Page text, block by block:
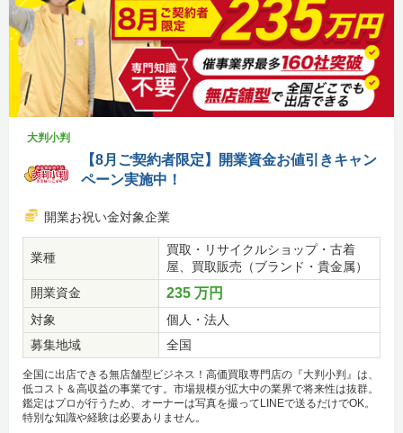
大判小判
【8月ご契約者限定】開業資金お値引きキャン
ペーン実施中！
開業お祝い金対象企業
業種
買取・リサイクルショップ・古着
屋、買取販売（ブランド・貴金属）
開業資金
235 万円
対象
個人・法人
募集地域
全国
全国に出店できる無店舗型ビジネス！高価買取専門店の『大判小判』は、
低コスト＆高収益の事業です。市場規模が拡大中の業界で将来性は抜群。
鑑定はプロが行うため、オーナーは写真を撮ってLINEで送るだけでOK。
特別な知識や経験は必要ありません。